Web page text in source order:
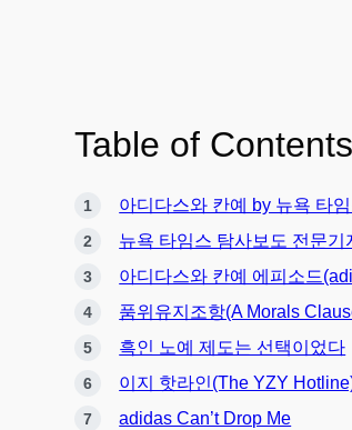
Table of Contents
아디다스와 칸예 by 뉴욕 타
뉴욕 타임스 탐사보도 전문기
아디다스와 칸예 에피소드
품위유지조항(A Morals
흑인 노예 제도는 선택이었다
이지 핫라인(The YZY
adidas Can’t Drop Me